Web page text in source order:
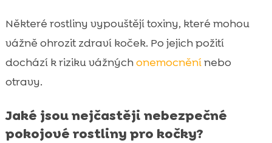
Některé rostliny vypouštějí toxiny, které mohou
vážně ohrozit zdraví koček. Po jejich požití
dochází k riziku vážnýchonemocněnínebo
otravy.
Jaké jsou nejčastěji nebezpečné
pokojové rostliny pro kočky?